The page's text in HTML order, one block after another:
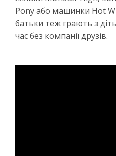
Pony або машинки Hot
батьки теж грають з
час без компанії друзів.